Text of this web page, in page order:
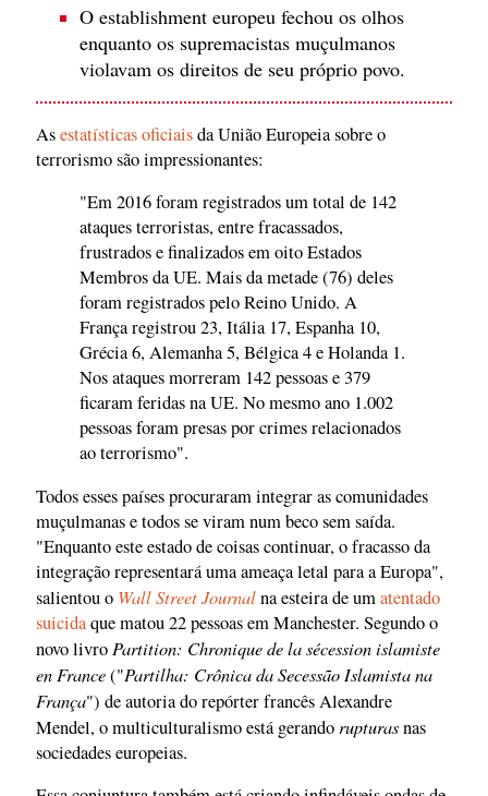
O establishment europeu fechou os olhos
enquanto os supremacistas muçulmanos
violavam os direitos de seu próprio povo.
Asestatísticas oficiaisda União Europeia sobre o
terrorismo são impressionantes:
"Em 2016 foram registrados um total de 142
ataques terroristas, entre fracassados,
frustrados e finalizados em oito Estados
Membros da UE. Mais da metade (76) deles
foram registrados pelo Reino Unido. A
França registrou 23, Itália 17, Espanha 10,
Grécia 6, Alemanha 5, Bélgica 4 e Holanda 1.
Nos ataques morreram 142 pessoas e 379
ficaram feridas na UE. No mesmo ano 1.002
pessoas foram presas por crimes relacionados
ao terrorismo".
Todos esses países procuraram integrar as comunidades
muçulmanas e todos se viram num beco sem saída.
"Enquanto este estado de coisas continuar, o fracasso da
integração representará uma ameaça letal para a Europa",
salientou o Wall Street Journalna esteira de umatentado
suicidaque matou 22 pessoas em Manchester. Segundo o
novo livro Partition: Chronique de la sécession islamiste
en France("Partilha: Crônica da Secessão Islamista na
França") de autoria do repórter francês Alexandre
Mendel, o multiculturalismo está gerando rupturasnas
sociedades europeias.